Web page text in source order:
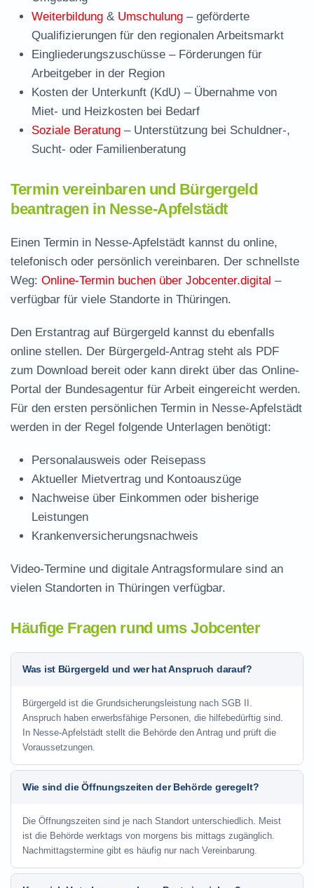
Weiterbildung & Umschulung – geförderte
Qualifizierungen für den regionalen Arbeitsmarkt
Eingliederungszuschüsse – Förderungen für
Arbeitgeber in der Region
Kosten der Unterkunft (KdU) – Übernahme von
Miet- und Heizkosten bei Bedarf
Soziale Beratung – Unterstützung bei Schuldner-,
Sucht- oder Familienberatung
Termin vereinbaren und Bürgergeld
beantragen in Nesse-Apfelstädt
Einen Termin in Nesse-Apfelstädt kannst du online,
telefonisch oder persönlich vereinbaren. Der schnellste
Weg: Online-Termin buchen über Jobcenter.digital –
verfügbar für viele Standorte in Thüringen.
Den Erstantrag auf Bürgergeld kannst du ebenfalls
online stellen. Der Bürgergeld-Antrag steht als PDF
zum Download bereit oder kann direkt über das Online-
Portal der Bundesagentur für Arbeit eingereicht werden.
Für den ersten persönlichen Termin in Nesse-Apfelstädt
werden in der Regel folgende Unterlagen benötigt:
Personalausweis oder Reisepass
Aktueller Mietvertrag und Kontoauszüge
Nachweise über Einkommen oder bisherige
Leistungen
Krankenversicherungsnachweis
Video-Termine und digitale Antragsformulare sind an
vielen Standorten in Thüringen verfügbar.
Häufige Fragen rund ums Jobcenter
Was ist Bürgergeld und wer hat Anspruch darauf?
Bürgergeld ist die Grundsicherungsleistung nach SGB II.
Anspruch haben erwerbsfähige Personen, die hilfebedürftig sind.
In Nesse-Apfelstädt stellt die Behörde den Antrag und prüft die
Voraussetzungen.
Wie sind die Öffnungszeiten der Behörde geregelt?
Die Öffnungszeiten sind je nach Standort unterschiedlich. Meist
ist die Behörde werktags von morgens bis mittags zugänglich.
Nachmittagstermine gibt es häufig nur nach Vereinbarung.